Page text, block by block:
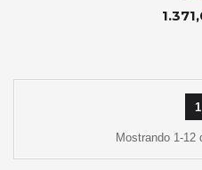
1
Mostrando 1-12